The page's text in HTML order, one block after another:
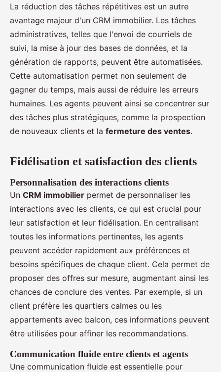
La réduction des tâches répétitives est un autre
avantage majeur d'un CRM immobilier. Les tâches
administratives, telles que l'envoi de courriels de
suivi, la mise à jour des bases de données, et la
génération de rapports, peuvent être automatisées.
Cette automatisation permet non seulement de
gagner du temps, mais aussi de réduire les erreurs
humaines. Les agents peuvent ainsi se concentrer sur
des tâches plus stratégiques, comme la prospection
de nouveaux clients et la fermeture des ventes.
Fidélisation et satisfaction des clients
Personnalisation des interactions clients
Un CRM immobilier permet de personnaliser les
interactions avec les clients, ce qui est crucial pour
leur satisfaction et leur fidélisation. En centralisant
toutes les informations pertinentes, les agents
peuvent accéder rapidement aux préférences et
besoins spécifiques de chaque client. Cela permet de
proposer des offres sur mesure, augmentant ainsi les
chances de conclure des ventes. Par exemple, si un
client préfère les quartiers calmes ou les
appartements avec balcon, ces informations peuvent
être utilisées pour affiner les recommandations.
Communication fluide entre clients et agents
Une communication fluide est essentielle pour